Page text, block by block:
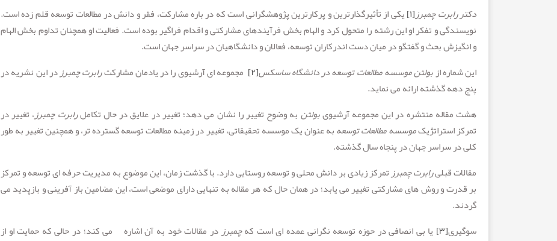
دکتر رابرت چمبرز [۱]
یکی از تأثیرگذارترین و پرکارترین پژوهشگرانی است که در باره مشارکت، فقر و دانش در مطالعات توسعه قلم زده است.
نویسندگی و تفکر او این رشته را متحول کرد و الهام بخش فرآیندهای مشارکتی و اقدام فراگیر بوده است. فعالیت او همچنان تداوم بخش الهام
و انگیزش بحث و گفتگو در میان دست اندرکاران توسعه، فعالان و دانشگاهیان در سراسر جهان است.
این شماره از بولتن موسسه مطالعات توسعه در دانشگاه ساسکس[۲] مجموعه ای آرشیوی را در یادمان مشارکترابرت چمبرز در این نشریه در
پنج دهه گذشته ارائه می نماید.
هشت مقاله منتشره در این مجموعه آرشیوی بولتن به وضوح تغییر را نشان می دهد؛ تغییر در علایق در حال تکاملرابرت چمبرز ، تغییر در
تمرکز استراتژیکموسسه مطالعات توسعه به عنوان یک موسسه تحقیقاتی، تغییر در زمینه مطالعات توسعه گسترده تر، و همچنین تغییر به طور
کلی در سراسر جهان در پنجاه سال گذشته.
مقالات قبلیرابرت چمبرز تمرکز زیادی بر دانش محلی و توسعه روستایی دارد. با گذشت زمان، این موضوع به مدیریت حرفه ای توسعه و تمرکز
بر قدرت و روش های مشارکتی تغییر می یابد؛ در همان حال که هر مقاله به تنهایی دارای موضعی است، این مضامین باز آفرینی و بازپدید می
گردند.
سوگیری[۳] یا بی انصافی در حوزه توسعه نگرانی عمده ای است کهچمبرز
در مقالات خود به آن اشاره می کند؛ در حالی که حمایت او از